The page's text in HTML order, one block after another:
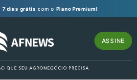
7 dias grátis com o Plano Premium!
ASSINE